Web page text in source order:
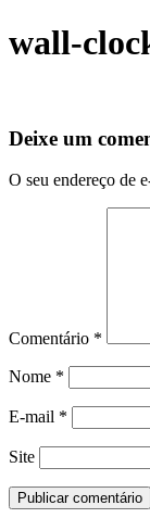
wall-
Deixe um
O seu endereço de
Comentário *
Nome *
E-mail *
Site